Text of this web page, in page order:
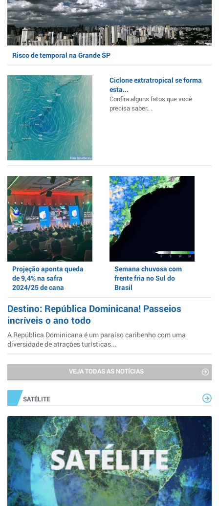
Risco de temporal na Grande SP
Ciclone extratropical se forma
esta...
Confira alguns fatos que você
precisa saber.. .
Projeção aponta queda
de 9,4% na safra
2024/25 de cana
Semana chuvosa com
frente fria no Sul do
Brasil
Destino: República Dominicana! Passeios
incríveis o ano todo
A República Dominicana é um paraíso caribenho com uma
diversidade de atrações turísticas...
VEJA TODAS AS NOTÍCIAS
SATÉLITE